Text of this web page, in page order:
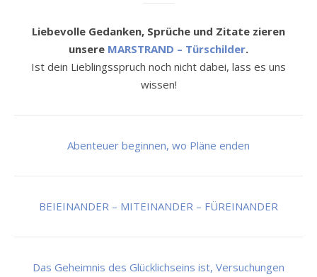
Liebevolle Gedanken, Sprüche und Zitate zieren
unsere MARSTRAND – Türschilder.
Ist dein Lieblingsspruch noch nicht dabei, lass es uns
wissen!
Abenteuer beginnen, wo Pläne enden
BEIEINANDER – MITEINANDER – FÜREINANDER
Das Geheimnis des Glücklichseins ist, Versuchungen